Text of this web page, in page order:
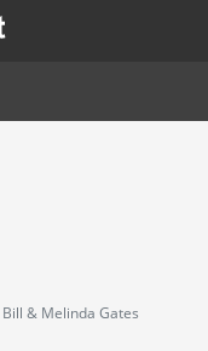
finestra.
Bill & Melinda Gates